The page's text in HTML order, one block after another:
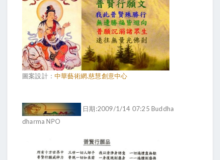
圖案設計： 中華藝術網.慈慧創意中心
日期:2009/1/14 07:25 Buddha
dharma NPO